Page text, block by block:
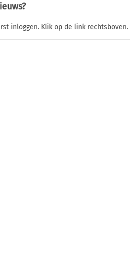
inloggen. Klik op de link rechtsboven.